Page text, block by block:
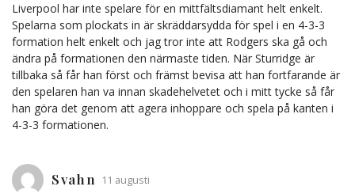
Liverpool har inte spelare för en mittfältsdiamant helt enkelt.
Spelarna som plockats in är skräddarsydda för spel i en 4-3-3
formation helt enkelt och jag tror inte att Rodgers ska gå och
ändra på formationen den närmaste tiden. När Sturridge är
tillbaka så får han först och främst bevisa att han fortfarande är
den spelaren han va innan skadehelvetet och i mitt tycke så får
han göra det genom att agera inhoppare och spela på kanten i
4-3-3 formationen.
Svahn 11 augusti